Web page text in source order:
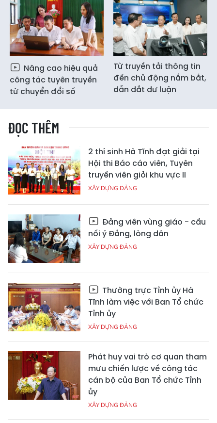
Nâng cao hiệu quả
công tác tuyên truyền
từ chuyển đổi số
Từ truyền tải thông tin
đến chủ động nắm bắt,
dẫn dắt dư luận
ĐỌC THÊM
2 thí sinh Hà Tĩnh đạt giải tại
Hội thi Báo cáo viên, Tuyên
truyền viên giỏi khu vực II
XÂY DỰNG ĐẢNG
Đảng viên vùng giáo - cầu
nối ý Đảng, lòng dân
XÂY DỰNG ĐẢNG
Thường trực Tỉnh ủy Hà
Tĩnh làm việc với Ban Tổ chức
Tỉnh ủy
XÂY DỰNG ĐẢNG
Phát huy vai trò cơ quan tham
mưu chiến lược về công tác
cán bộ của Ban Tổ chức Tỉnh
ủy
XÂY DỰNG ĐẢNG